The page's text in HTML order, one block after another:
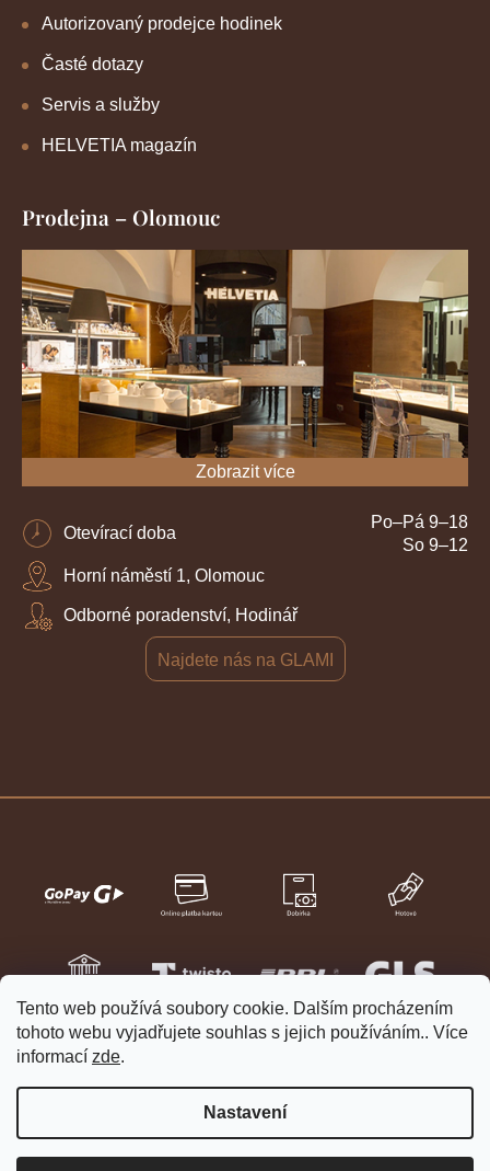
Tento web používá soubory cookie. Dalším procházením
tohoto webu vyjadřujete souhlas s jejich používáním.. Více
informací zde.
Nastavení
Autorizovaný prodejce hodinek
Časté dotazy
Servis a služby
HELVETIA magazín
Prodejna – Olomouc
Zobrazit více
Otevírací doba
Po–Pá 9–18
So 9–12
Horní náměstí 1, Olomouc
Odborné poradenství, Hodinář
Najdete nás na GLAMI
Vytvořil Shoptet